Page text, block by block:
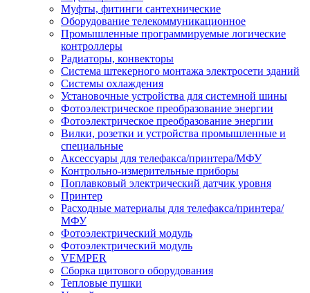
Муфты, фитинги сантехнические
Оборудование телекоммуникационное
Промышленные программируемые логические
контроллеры
Радиаторы, конвекторы
Система штекерного монтажа электросети зданий
Системы охлаждения
Установочные устройства для системной шины
Фотоэлектрическое преобразование энергии
Фотоэлектрическое преобразование энергии
Вилки, розетки и устройства промышленные и
специальные
Аксессуары для телефакса/принтера/МФУ
Контрольно-измерительные приборы
Поплавковый электрический датчик уровня
Принтер
Расходные материалы для телефакса/принтера/
МФУ
Фотоэлектрический модуль
Фотоэлектрический модуль
VEMPER
Сборка щитового оборудования
Тепловые пушки